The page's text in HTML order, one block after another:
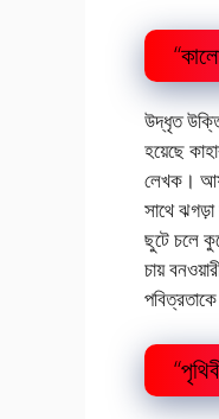
উদ্ধৃত
হয়েছে
লেখক।
সাথে
ছুটে চলে
চায়